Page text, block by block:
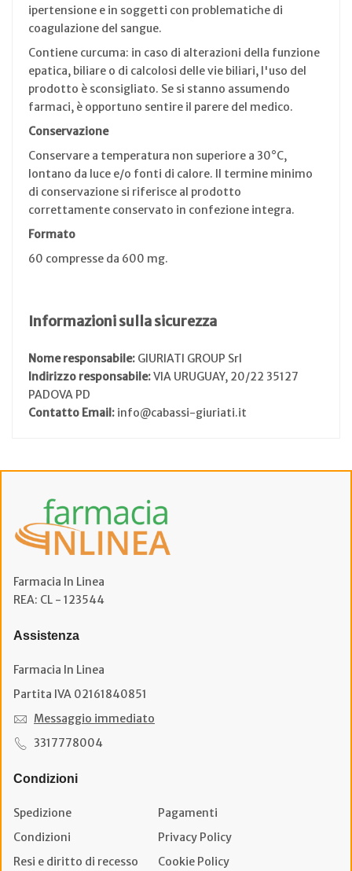
ipertensione e in soggetti con problematiche di
coagulazione del sangue.
Contiene curcuma: in caso di alterazioni della funzione
epatica, biliare o di calcolosi delle vie biliari, l'uso del
prodotto è sconsigliato. Se si stanno assumendo
farmaci, è opportuno sentire il parere del medico.
Conservazione
Conservare a temperatura non superiore a 30°C,
lontano da luce e/o fonti di calore. Il termine minimo
di conservazione si riferisce al prodotto
correttamente conservato in confezione integra.
Formato
60 compresse da 600 mg.
Informazioni sulla sicurezza
Nome responsabile: GIURIATI GROUP Srl
Indirizzo responsabile:VIA URUGUAY, 20/22 35127
PADOVA PD
Contatto Email: info@cabassi-giuriati.it
Farmacia In Linea
REA: CL - 123544
Assistenza
Farmacia In Linea
Partita IVA 02161840851
Messaggio immediato
3317778004
Condizioni
Spedizione
Pagamenti
Condizioni
Privacy Policy
Resi e diritto di recesso
Cookie Policy